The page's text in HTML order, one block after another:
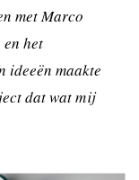
met Marco
en het
ideeën maakte
dat wat mij